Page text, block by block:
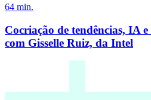
64 min.
Cocriação de tendências, IA
com Gisselle Ruiz, da Intel